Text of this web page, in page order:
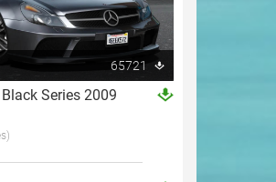
65721
Series 2009